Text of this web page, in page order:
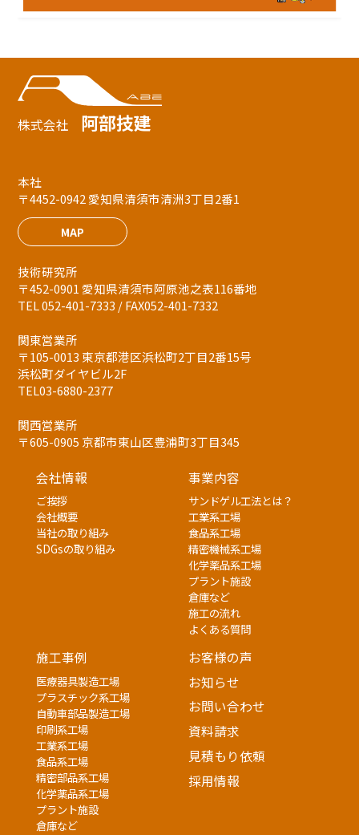
株式会社 阿部技建
本社
〒4452-0942 愛知県清須市清洲3丁目2番1
MAP
技術研究所
〒452-0901 愛知県清須市阿原池之表116番地
TEL 052-401-7333 / FAX052-401-7332
関東営業所
〒105-0013 東京都港区浜松町2丁目2番15号
浜松町ダイヤビル2F
TEL03-6880-2377
関西営業所
〒605-0905 京都市東山区豊浦町3丁目345
会社情報
ご挨拶
会社概要
当社の取り組み
SDGsの取り組み
事業内容
サンドゲル工法とは？
工業系工場
食品系工場
精密機械系工場
化学薬品系工場
プラント施設
倉庫など
施工の流れ
よくある質問
施工事例
医療器具製造工場
プラスチック系工場
自動車部品製造工場
印刷系工場
工業系工場
食品系工場
精密部品系工場
化学薬品系工場
プラント施設
倉庫など
お客様の声
お知らせ
お問い合わせ
資料請求
見積もり依頼
採用情報